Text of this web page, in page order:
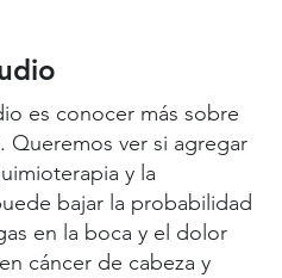
y contactos
útil
es conocer más sobre
Queremos ver si agregar
y la
bajar la probabilidad
en la boca y el dolor
cáncer de cabeza y